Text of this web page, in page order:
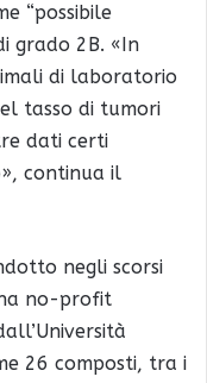
“possibile
grado 2B. «In
di laboratorio
tasso di tumori
dati certi
continua il
negli scorsi
no-profit
26 composti, tra i